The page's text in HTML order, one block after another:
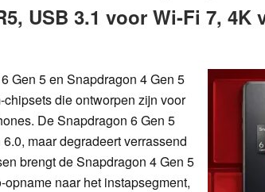
USB 3.1 voor Wi-Fi 7, 4K
Gen 5 en Snapdragon 4 Gen 5
die ontworpen zijn voor
De Snapdragon 6 Gen 5
maar degradeert verrassend
brengt de Snapdragon 4 Gen 5
naar het instapsegment,